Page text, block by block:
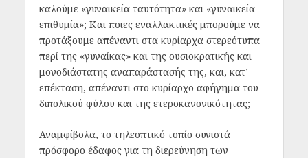
καλούμε «γυναικεία ταυτότητα» και «γυναικεία
επιθυμία»; Και ποιες εναλλακτικές μπορούμε να
προτάξουμε απέναντι στα κυρίαρχα στερεότυπα
περί της «γυναίκας» και της ουσιοκρατικής και
μονοδιάστατης αναπαράστασής της, και, κατ’
επέκταση, απέναντι στο κυρίαρχο αφήγημα του
διπολικού φύλου και της ετεροκανονικότητας;
Αναμφίβολα, το τηλεοπτικό τοπίο συνιστά
πρόσφορο έδαφος για τη διερεύνηση των